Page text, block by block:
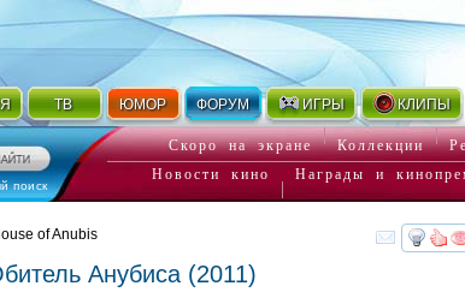
ТВ ЮМОР ФОРУМ ИГРЫ КЛИПЫ
поиск
Скоро на экране Коллекции
Новости кино
Награды и
of Anubis
Анубиса (2011)